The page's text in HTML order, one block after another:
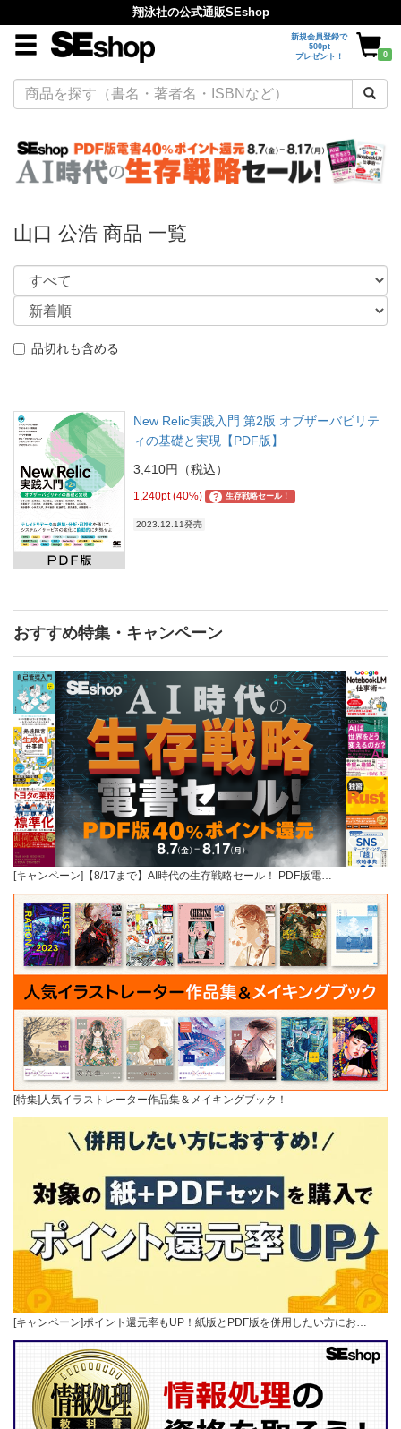
翔泳社の公式通販SEshop
新規会員登録で
500pt
プレゼント！
0
山口 公浩 商品 一覧
品切れも含める
New Relic実践入門 第2版 オブザーバビリテ
ィの基礎と実現【PDF版】
3,410円（税込）
1,240pt (40%) ? 生存戦略セール！
2023.12.11発売
おすすめ特集・キャンペーン
[キャンペーン]【8/17まで】AI時代の生存戦略セール！ PDF版電…
[特集]人気イラストレーター作品集＆メイキングブック！
[キャンペーン]ポイント還元率もUP！紙版とPDF版を併用したい方にお…